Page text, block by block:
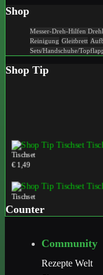
Shop
Messer-Dreh-Hilfen
Reinigung Gleitbrett
Sets/Handschuhe/
Shop Tip
Tischset
€ 1,49
Tischset
Counter
Community
Rezepte Welt